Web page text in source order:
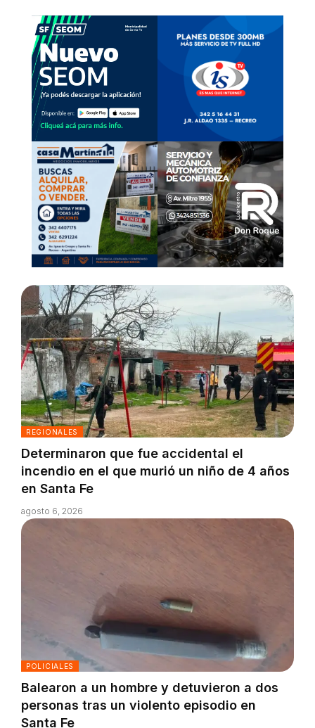
REGIONALES
Determinaron que fue accidental el
incendio en el que murió un niño de 4 años
en Santa Fe
agosto 6, 2026
POLICIALES
Balearon a un hombre y detuvieron a dos
personas tras un violento episodio en
Santa Fe